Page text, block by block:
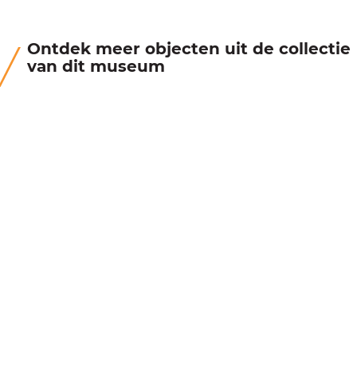
Ontdek meer objecten uit de collectie
van dit museum